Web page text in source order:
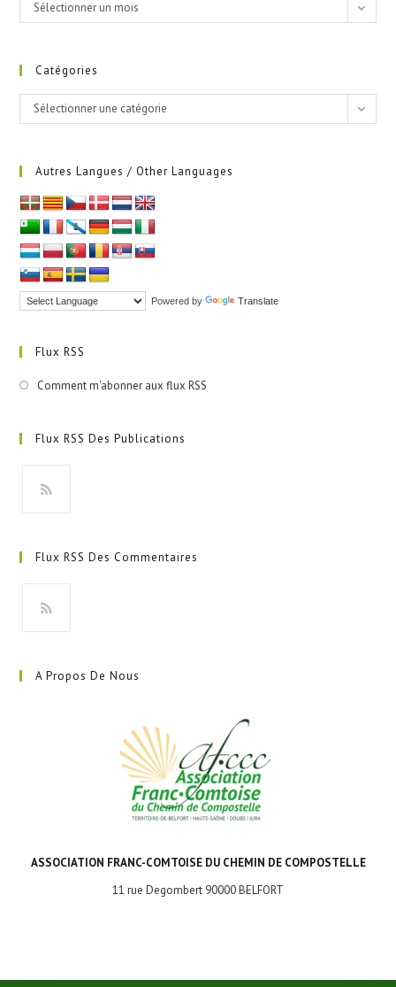
Sélectionner un mois
Catégories
Catégories
Sélectionner une catégorie
Autres Langues / Other Languages
Powered by Translate
Flux RSS
Comment m'abonner aux flux RSS
Flux RSS Des Publications
un
onglet
Flux RSS Des Commentaires
un
A Propos De Nous
ASSOCIATION FRANC-COMTOISE DU CHEMIN DE COMPOSTELLE
11 rue Degombert 90000 BELFORT